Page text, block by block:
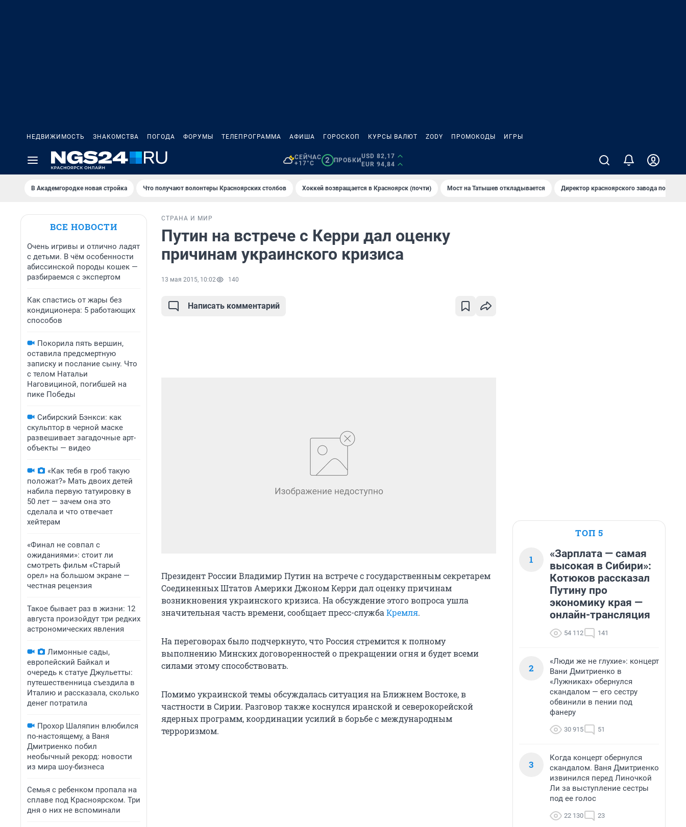
НЕДВИЖИМОСТЬ ЗНАКОМСТВА ПОГОДА ФОРУМЫ ТЕЛЕПРОГРАММА АФИША ГОРОСКОП КУРСЫ ВАЛЮТ ZODY ПРОМОКОДЫ ИГРЫ
СЕЙЧАС
+17°C
2 ПРОБКИ
USD 82,17
EUR 94,84
В Академгородке новая стройка Что получают волонтеры Красноярских столбов Хоккей возвращается в Красноярск (почти) Мост на Татышев откладывается Директор красноярского завода под
ВСЕ НОВОСТИ
Очень игривы и отлично ладят
с детьми. В чём особенности
абиссинской породы кошек —
разбираемся с экспертом
Как спастись от жары без
кондиционера: 5 работающих
способов
Покорила пять вершин,
оставила предсмертную
записку и послание сыну. Что
с телом Натальи
Наговициной, погибшей на
пике Победы
Сибирский Бэнкси: как
скульптор в черной маске
развешивает загадочные арт-
объекты — видео
«Как тебя в гроб такую
положат?» Мать двоих детей
набила первую татуировку в
50 лет — зачем она это
сделала и что отвечает
хейтерам
«Финал не совпал с
ожиданиями»: стоит ли
смотреть фильм «Старый
орел» на большом экране —
честная рецензия
Такое бывает раз в жизни: 12
августа произойдут три редких
астрономических явления
Лимонные сады,
европейский Байкал и
очередь к статуе Джульетты:
путешественница съездила в
Италию и рассказала, сколько
денег потратила
Прохор Шаляпин влюбился
по-настоящему, а Ваня
Дмитриенко побил
необычный рекорд: новости
из мира шоу-бизнеса
Семья с ребенком пропала на
сплаве под Красноярском. Три
дня о них не вспоминали
СТРАНА И МИР
Путин на встрече с Керри дал оценку
причинам украинского кризиса
13 мая 2015, 10:02 140
Написать комментарий
Президент России Владимир Путин на встрече с государственным секретарем
Соединенных Штатов Америки Джоном Керри дал оценку причинам
возникновения украинского кризиса. На обсуждение этого вопроса ушла
значительная часть времени, сообщает пресс-служба Кремля.
На переговорах было подчеркнуто, что Россия стремится к полному
выполнению Минских договоренностей о прекращении огня и будет всеми
силами этому способствовать.
Помимо украинской темы обсуждалась ситуация на Ближнем Востоке, в
частности в Сирии. Разговор также коснулся иранской и северокорейской
ядерных программ, координации усилий в борьбе с международным
терроризмом.
ТОП 5
1
«Зарплата — самая
высокая в Сибири»:
Котюков рассказал
Путину про
экономику края —
онлайн-трансляция
54 112 141
2
«Люди же не глухие»: концерт
Вани Дмитриенко в
«Лужниках» обернулся
скандалом — его сестру
обвинили в пении под
фанеру
30 915 51
3
Когда концерт обернулся
скандалом. Ваня Дмитриенко
извинился перед Линочкой
Ли за выступление сестры
под ее голос
22 130 23